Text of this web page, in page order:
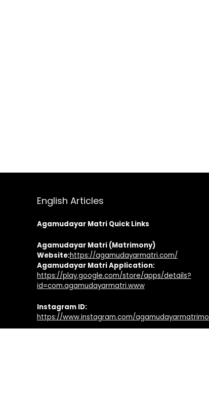
English Articles
Agamudayar Matri Quick Links
Agamudayar Matri (Matrimony)
Website:https://agamudayarmatri.com/
Agamudayar Matri Application:
https://play.google.com/store/apps/details?
id=com.agamudayarmatri.www
Instagram ID:
https://www.instagram.com/